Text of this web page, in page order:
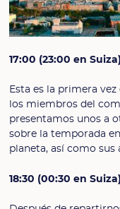
17:00 (23:00 en Suiza)
Esta es la primera
los miembros del
presentamos unos a
sobre la temporada
planeta, así como sus
18:30 (00:30 en Suiza)